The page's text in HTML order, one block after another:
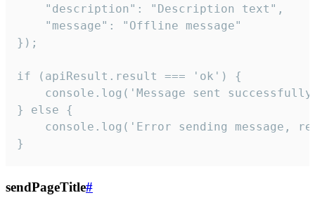
    "description": "Description text",
    "message": "Offline message"
});
if (apiResult.result === 'ok') {
console.log('Message sent
} else {
console.log('Error sending message,
}
sendPageTitle#